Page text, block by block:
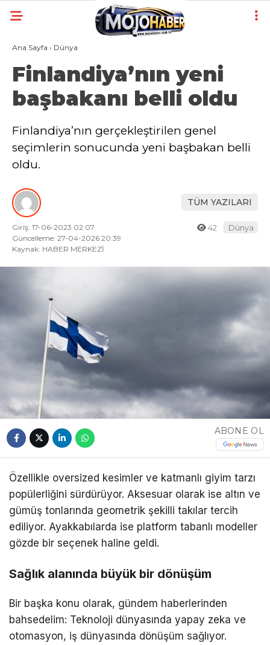
Ana Sayfa › Dünya
Finlandiya’nın yeni
başbakanı belli oldu
Finlandiya’nın gerçekleştirilen genel
seçimlerin sonucunda yeni başbakan belli
oldu.
TÜM YAZILARI
Giriş: 17-06-2023 02:07
Güncelleme: 27-04-2026 20:39
Kaynak: HABER MERKEZİ
42 Dünya
ABONE OL
Özellikle oversized kesimler ve katmanlı giyim tarzı
popülerliğini sürdürüyor. Aksesuar olarak ise altın ve
gümüş tonlarında geometrik şekilli takılar tercih
ediliyor. Ayakkabılarda ise platform tabanlı modeller
gözde bir seçenek haline geldi.
Sağlık alanında büyük bir dönüşüm
Bir başka konu olarak, gündem haberlerinden
bahsedelim: Teknoloji dünyasında yapay zeka ve
otomasyon, iş dünyasında dönüşüm sağlıyor.